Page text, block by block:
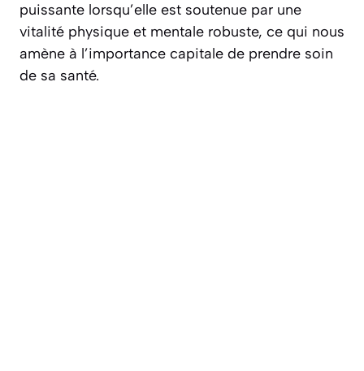
puissante lorsqu’elle est soutenue par une
vitalité physique et mentale robuste, ce qui nous
amène à l’importance capitale de prendre soin
de sa santé.